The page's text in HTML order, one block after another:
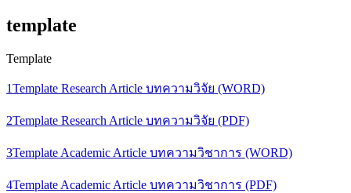
template
Template
1Template Research Article บทความวิจัย (WORD)
2Template Research Article บทความวิจัย (PDF)
3Template Academic Article บทความวิชาการ (WORD)
4Template Academic Article บทความวิชาการ (PDF)